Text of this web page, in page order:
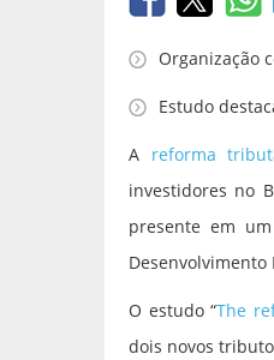
Organização
Estudo
A reforma
investidores no
presente em
Desenvolvimento
O estudo “The
dois novos